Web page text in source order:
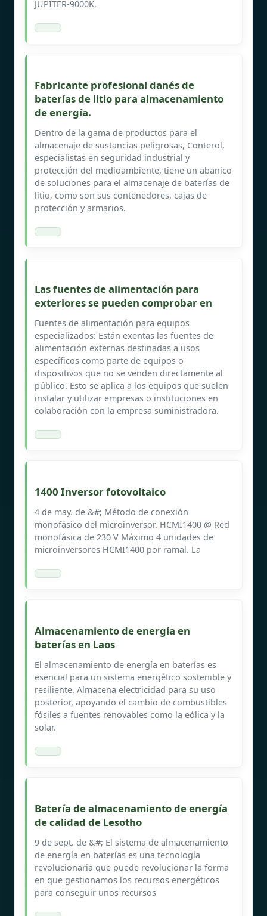
JUPITER-9000K,
Fabricante profesional danés de
baterías de litio para almacenamiento
de energía.
Dentro de la gama de productos para el
almacenaje de sustancias peligrosas, Conterol,
especialistas en seguridad industrial y
protección del medioambiente, tiene un abanico
de soluciones para el almacenaje de baterías de
litio, como son sus contenedores, cajas de
protección y armarios.
Las fuentes de alimentación para
exteriores se pueden comprobar en
Fuentes de alimentación para equipos
especializados: Están exentas las fuentes de
alimentación externas destinadas a usos
específicos como parte de equipos o
dispositivos que no se venden directamente al
público. Esto se aplica a los equipos que suelen
instalar y utilizar empresas o instituciones en
colaboración con la empresa suministradora.
1400 Inversor fotovoltaico
4 de may. de &#; Método de conexión
monofásico del microinversor. HCMI1400 @ Red
monofásica de 230 V Máximo 4 unidades de
microinversores HCMI1400 por ramal. La
Almacenamiento de energía en
baterías en Laos
El almacenamiento de energía en baterías es
esencial para un sistema energético sostenible y
resiliente. Almacena electricidad para su uso
posterior, apoyando el cambio de combustibles
fósiles a fuentes renovables como la eólica y la
solar.
Batería de almacenamiento de energía
de calidad de Lesotho
9 de sept. de &#; El sistema de almacenamiento
de energía en baterías es una tecnología
revolucionaria que puede revolucionar la forma
en que gestionamos los recursos energéticos
para conseguir unos recursos